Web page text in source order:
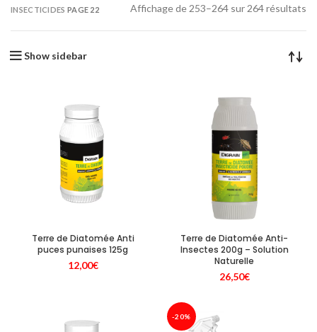
INSECTICIDES PAGE 22 Affichage de 253–264 sur 264 résultats
Show sidebar
Terre de Diatomée Anti
puces punaises 125g
12,00€
Terre de Diatomée Anti-
Insectes 200g – Solution
Naturelle
26,50€
-20%